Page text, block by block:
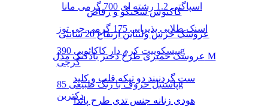
اسپاگتی 1.2 رشته ای 700 گرمی مانا
اسنک طلایی پذیرایی 175 گرمی چی توز
بیسکوییت کرم دار کاکائویی 390g
گرجی
پاستیل حروف با رنگ طبیعی 85g
دکتربن
کاکتوس سخنگو و رقاص
عروسک خرس ولنتاین ارتفاع 20 سانتی
عروسک خمیری طرح دختر بادکنک مدل M
ست گردنبند دو تیکه قلب و کلید
هودی زنانه جنس تدی طرح پاندا